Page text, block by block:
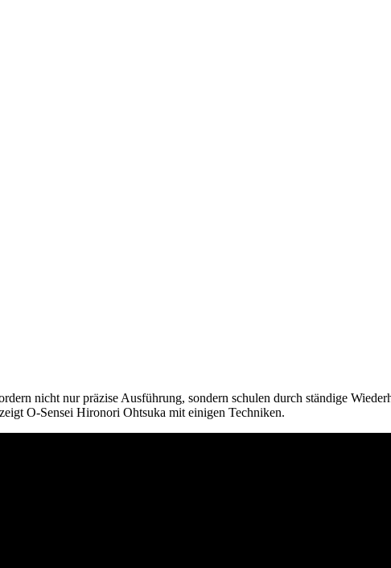
nicht nur präzise Ausführung, sondern schulen durch ständige
O-Sensei Hironori Ohtsuka mit einigen Techniken.